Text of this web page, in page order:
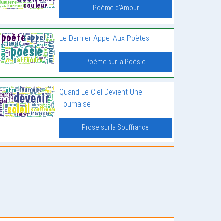
Poème d'Amour
Le Dernier Appel Aux Poètes
Poème sur la Poésie
Quand Le Ciel Devient Une
Fournaise
Prose sur la Souffrance